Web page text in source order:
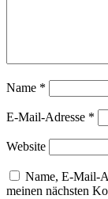
Name *
E-Mail-Adresse *
Website
Name, E-Mail-
meinen nächsten